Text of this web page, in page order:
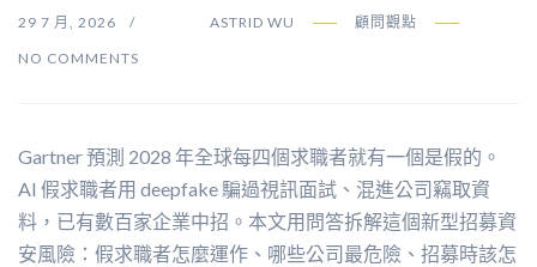
29 7 月, 2026 ASTRID WU
顧問觀點
NO COMMENTS
Gartner 預測 2028 年全球每四個求職者就有一個是假的。
AI 假求職者用 deepfake 騙過視訊面試、混進公司竊取資
料，已有數百家企業中招。本文用問答拆解這個新型招募資
安風險：假求職者怎麼運作、哪些公司最危險、招募時該怎